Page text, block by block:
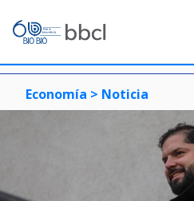
Economía > Noticia